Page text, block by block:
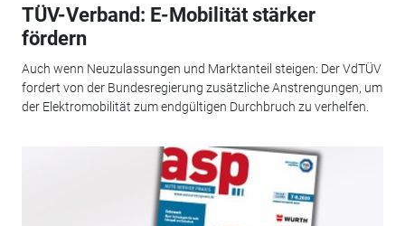
TÜV-Verband: E-Mobilität stärker
fördern
Auch wenn Neuzulassungen und Marktanteil steigen: Der VdTÜV
fordert von der Bundesregierung zusätzliche Anstrengungen, um
der Elektromobilität zum endgültigen Durchbruch zu verhelfen.